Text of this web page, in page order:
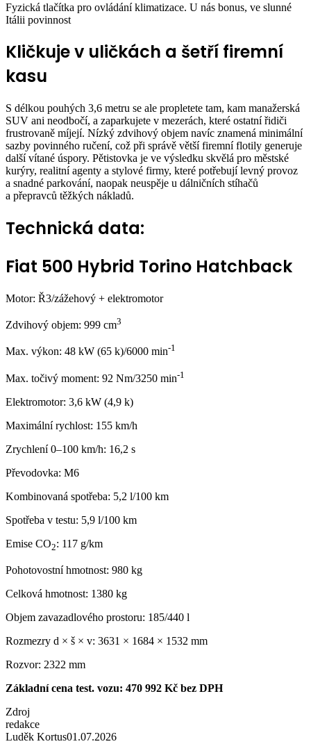
Fyzická tlačítka pro ovládání klimatizace. U nás bonus, ve slunné
Itálii povinnost
Kličkuje v uličkách a šetří firemní
kasu
S délkou pouhých 3,6 metru se ale propletete tam, kam manažerská
SUV ani neodbočí, a zaparkujete v mezerách, které ostatní řidiči
frustrovaně míjejí. Nízký zdvihový objem navíc znamená minimální
sazby povinného ručení, což při správě větší firemní flotily generuje
další vítané úspory. Pětistovka je ve výsledku skvělá pro městské
kurýry, realitní agenty a stylové firmy, které potřebují levný provoz
a snadné parkování, naopak neuspěje u dálničních stíhačů
a přepravců těžkých nákladů.
Technická data:
Fiat 500 Hybrid Torino Hatchback
Motor: Ř3/zážehový + elektromotor
Zdvihový objem: 999 cm3
Max. výkon: 48 kW (65 k)/6000 min-1
Max. točivý moment: 92 Nm/3250 min-1
Elektromotor: 3,6 kW (4,9 k)
Maximální rychlost: 155 km/h
Zrychlení 0–100 km/h: 16,2 s
Převodovka: M6
Kombinovaná spotřeba: 5,2 l/100 km
Spotřeba v testu: 5,9 l/100 km
Emise CO2: 117 g/km
Pohotovostní hmotnost: 980 kg
Celková hmotnost: 1380 kg
Objem zavazadlového prostoru: 185/440 l
Rozmezry d × š × v: 3631 × 1684 × 1532 mm
Rozvor: 2322 mm
Základní cena test. vozu: 470 992 Kč bez DPH
Zdroj
redakce
Luděk Kortus01.07.2026